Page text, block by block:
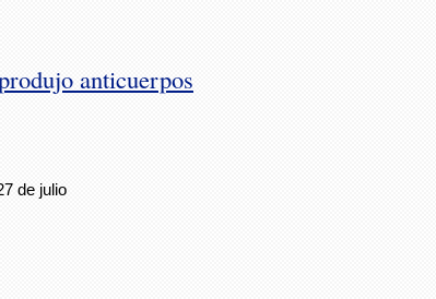
anticuerpos
de julio